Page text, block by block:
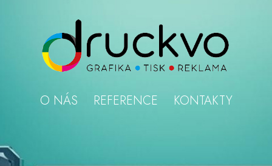
O NÁS REFERENCE KONTAKTY